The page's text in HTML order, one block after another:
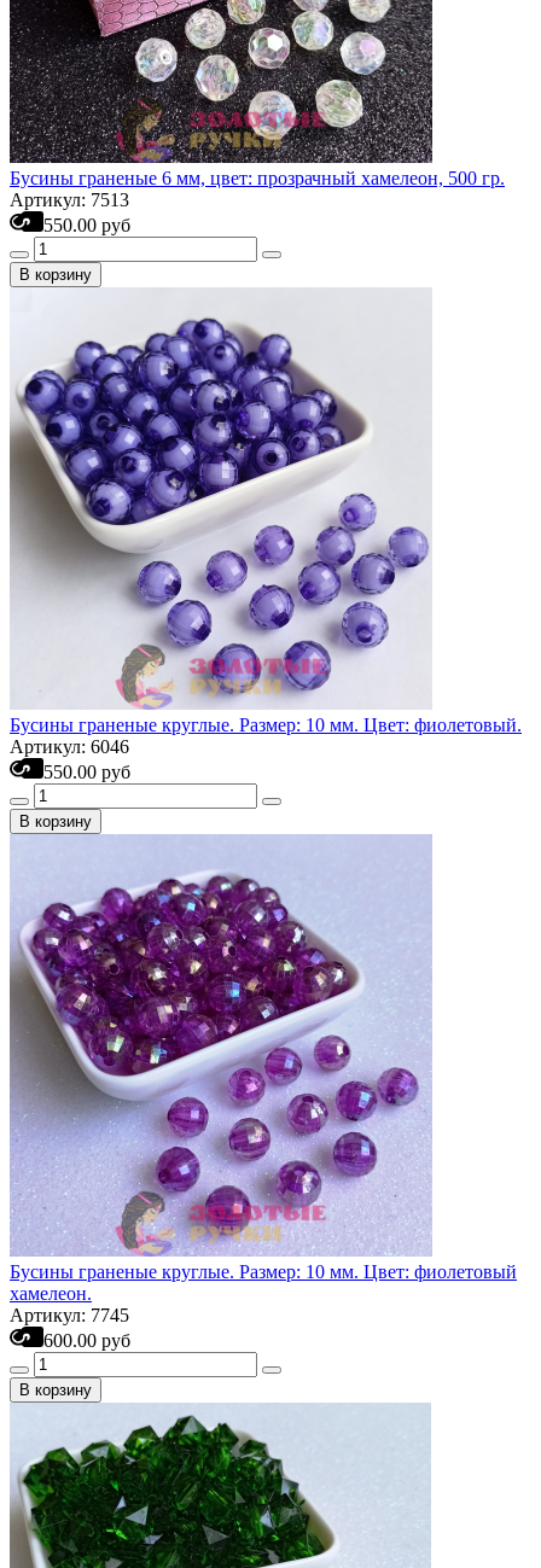
Бусины граненые 6 мм, цвет: прозрачный хамелеон, 500 гр.
Артикул: 7513
550.00 руб
В корзину
Бусины граненые круглые. Размер: 10 мм. Цвет: фиолетовый.
Артикул: 6046
550.00 руб
В корзину
Бусины граненые круглые. Размер: 10 мм. Цвет: фиолетовый
хамелеон.
Артикул: 7745
600.00 руб
В корзину